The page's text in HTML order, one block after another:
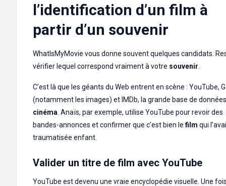
l’identification d’un film à
partir d’un souvenir
WhatIsMyMovie vous donne souvent quelques candidats.
vérifier lequel correspond vraiment à votre souvenir
C’est là que les géants du Web entrent en scène : YouTube,
(notamment les images) et IMDb, la grande base de
cinéma . Anaïs, par exemple, utilise YouTube pour revoir des
bandes-annonces et confirmer que c’est bien le film qui
traumatisée enfant.
Valider un titre de film avec YouTube
YouTube est devenu une vraie encyclopédie visuelle. Une